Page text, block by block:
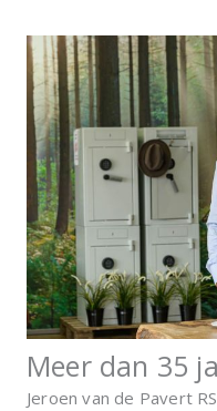
Meer dan 35
Jeroen van de Pavert